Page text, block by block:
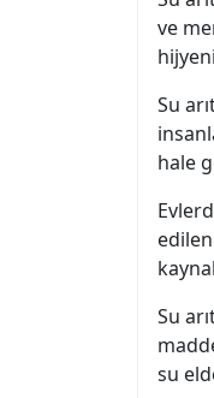
ve
Su
hale
Su
su